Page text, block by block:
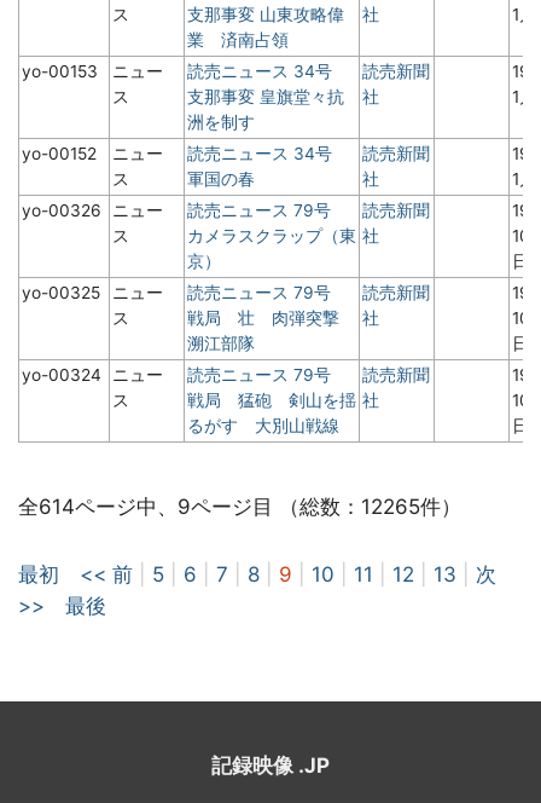
ス
支那事変 山東攻略偉
業 済南占領
社
1
yo-00153
ニュー
ス
読売ニュース 34号
支那事変 皇旗堂々抗
洲を制す
読売新聞
社
1
yo-00152
ニュー
ス
読売ニュース 34号
軍国の春
読売新聞
社
1
yo-00326
ニュー
ス
読売ニュース 79号
カメラスクラップ（東
京）
読売新聞
社
10
日
yo-00325
ニュー
ス
読売ニュース 79号
戦局 壮 肉弾突撃
溯江部隊
読売新聞
社
10
日
yo-00324
ニュー
ス
読売ニュース 79号
戦局 猛砲 剣山を揺
るがす 大別山戦線
読売新聞
社
10
日
全614ページ中、9ページ目 （総数：12265件）
最初 << 前 5 6 7 8 9 10 11 12 13
次
>>
最後
記録映像 .JP